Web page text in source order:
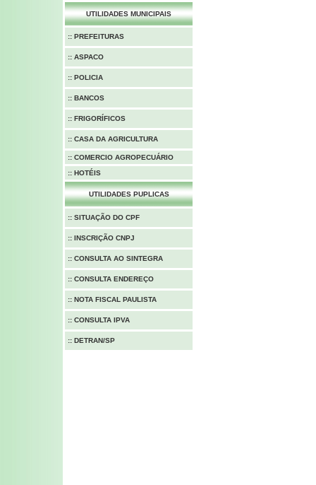
UTILIDADES MUNICIPAIS
:: PREFEITURAS
:: ASPACO
:: POLICIA
:: BANCOS
:: FRIGORÍFICOS
:: CASA DA AGRICULTURA
:: COMERCIO AGROPECUÁRIO
:: HOTÉIS
UTILIDADES PUPLICAS
:: SITUAÇÃO DO CPF
:: INSCRIÇÃO CNPJ
:: CONSULTA AO SINTEGRA
:: CONSULTA ENDEREÇO
:: NOTA FISCAL PAULISTA
:: CONSULTA IPVA
:: DETRAN/SP